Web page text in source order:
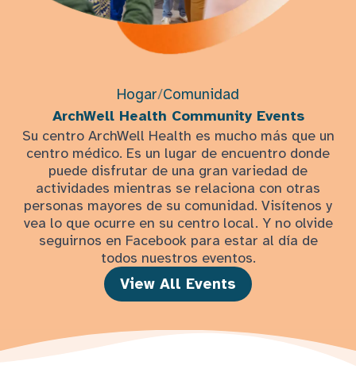
Hogar/Comunidad
ArchWell Health Community Events
Su centro ArchWell Health es mucho más que un
centro médico. Es un lugar de encuentro donde
puede disfrutar de una gran variedad de
actividades mientras se relaciona con otras
personas mayores de su comunidad. Visítenos y
vea lo que ocurre en su centro local. Y no olvide
seguirnos en Facebook para estar al día de
todos nuestros eventos.
View All Events